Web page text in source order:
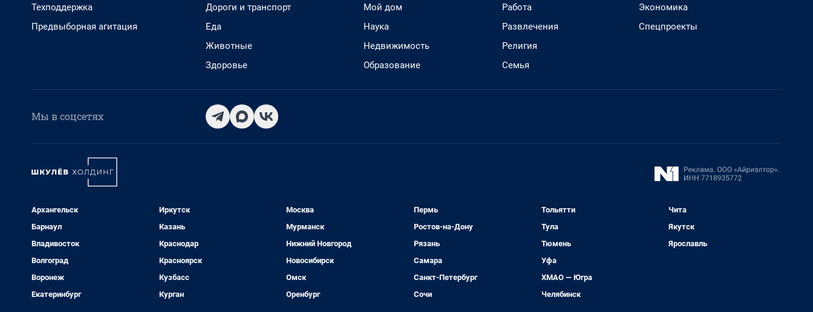
Техподдержка
Предвыборная агитация
Дороги и транспорт
Еда
Животные
Здоровье
Мой дом
Наука
Недвижимость
Образование
Работа
Развлечения
Религия
Семья
Экономика
Спецпроекты
Мы в соцсетях
Архангельск
Барнаул
Владивосток
Волгоград
Воронеж
Екатеринбург
Иркутск
Казань
Краснодар
Красноярск
Кузбасс
Курган
Москва
Мурманск
Нижний Новгород
Новосибирск
Омск
Оренбург
Пермь
Ростов-на-Дону
Рязань
Самара
Санкт-Петербург
Сочи
Тольятти
Тула
Тюмень
Уфа
ХМАО — Югра
Челябинск
Чита
Якутск
Ярославль